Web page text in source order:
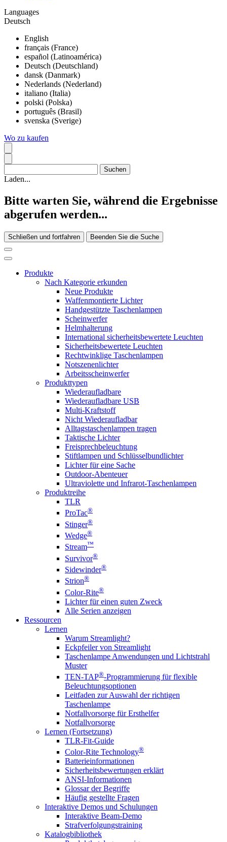
Languages
Deutsch
English
français (France)
español (Latinoamérica)
Deutsch (Deutschland)
dansk (Danmark)
Nederlands (Nederland)
italiano (Italia)
polski (Polska)
português (Brasil)
svenska (Sverige)
Wo zu kaufen
Laden...
Bitte warten Sie, während die Ergebnisse
abgerufen werden...
Schließen und fortfahren Beenden Sie die Suche
Produkte
Nach Kategorie erkunden
Neue Produkte
Waffenmontierte Lichter
Handgestützte Taschenlampen
Scheinwerfer
Helmhalterung
International sicherheitsbewertete Leuchten
Sicherheitsbewertete Leuchten
Rechtwinklige Taschenlampen
Notszenenlichter
Arbeitsscheinwerfer
Produkttypen
Wiederaufladbare
Wiederaufladbare USB
Multi-Kraftstoff
Nicht Wiederaufladbar
Alltagstaschenlampen tragen
Taktische Lichter
Freisprechbeleuchtung
Stiftlampen und Schlüsselbundlichter
Lichter für eine Sache
Outdoor-Abenteuer
Ultraviolette und Infrarot-Taschenlampen
Produktreihe
TLR
ProTac®
Stinger®
Wedge®
Stream™
Survivor®
Sidewinder®
Strion®
Color-Rite®
Lichter für einen guten Zweck
Alle Serien anzeigen
Ressourcen
Lernen
Warum Streamlight?
Eckpfeiler von Streamlight
Taschenlampe Anwendungen und Lichtstrahl
Muster
TEN-TAP®-Programmierung für flexible
Beleuchtungsoptionen
Leitfaden zur Auswahl der richtigen
Taschenlampe
Notfallvorsorge für Ersthelfer
Notfallvorsorge
Lernen (Fortsetzung)
TLR-Fit-Guide
Color-Rite Technology®
Batterieinformationen
Sicherheitsbewertungen erklärt
ANSI-Informationen
Glossar der Begriffe
Häufig gestellte Fragen
Interaktive Demos und Schulungen
Interaktive Beam-Demo
Strafverfolgungstraining
Katalogbibliothek